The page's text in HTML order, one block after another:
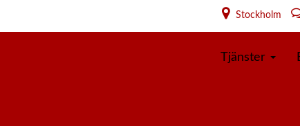
Stockholm
Tjänster